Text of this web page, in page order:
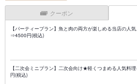
クーポン
【パーティープラン】魚と肉の両方が楽しめる当店の人
⇒4500円(税込)
【二次会ミニプラン】二次会向け★軽くつまめる人気料
円(税込)